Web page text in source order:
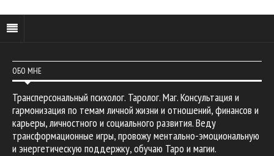
ОБО МНЕ
Трансперсональный психолог. Таролог. Маг. Консультация и
гармонизация по темам личной жизни и отношений, финансов и
карьеры, личностного и социального развития. Веду
трансформационные игры, провожу ментально-эмоциональную
и энергетическую поддержку, обучаю Таро и магии.